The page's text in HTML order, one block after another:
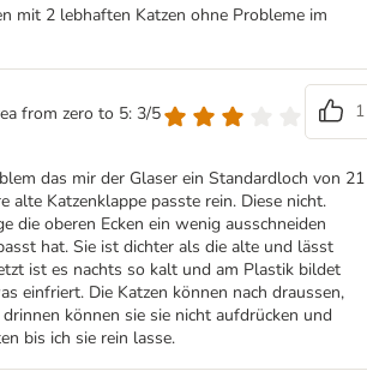
mit 2 lebhaften Katzen ohne Probleme im
from zero to 5: 3/5
1
das mir der Glaser ein Standardloch von 21
alte Katzenklappe passte rein. Diese nicht.
die oberen Ecken ein wenig ausschneiden
hat. Sie ist dichter als die alte und lässt
ist es nachts so kalt und am Plastik bildet
einfriert. Die Katzen können nach draussen,
können sie sie nicht aufdrücken und
bis ich sie rein lasse.